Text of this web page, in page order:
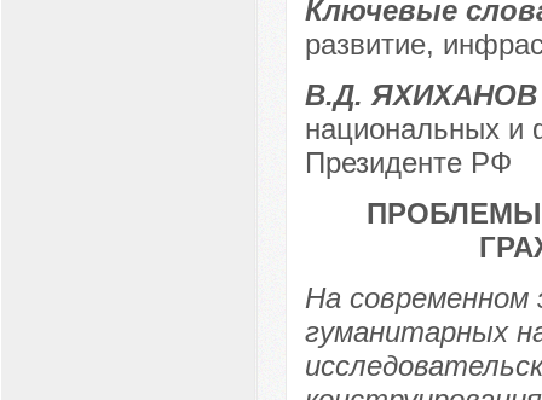
Ключевые
развитие,
В.Д. ЯХИХАНОВ
национальных и
Президенте РФ
ПРОБЛЕМЫ
На
гуманитарных